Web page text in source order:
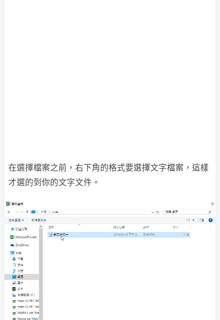
在選擇檔案之前，右下角的格式要選擇文字檔案，這樣
才選的到你的文字文件。